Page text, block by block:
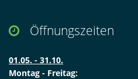
 Öffnungszeiten
01.05. - 31.10.
Montag - Freitag: